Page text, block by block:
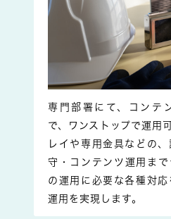
専門部署にて、コンテ
で、ワンストップで運用
レイや専用金具などの
守・コンテンツ運用ま
の運用に必要な各種対
運用を実現します。